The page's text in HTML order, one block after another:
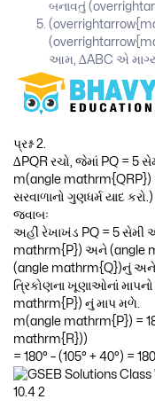
બનાવતું
આમ, ∆ABC એ
પ્રશ્ન 2.
∆PQR રચો, જેમાં PQ = 5
m(angle mathrm{QRP})
સરવાળાનો ગુણધર્મ યાદ કરો.)
જવાબઃ
અહીં રેખાખંડ PQ = 5 સેમી
mathrm{P}) અને (angle
(angle mathrm{Q})નું
ત્રિકોણના ખૂણાઓનાં
mathrm{P}) નું માપ મળે.
m(angle mathrm{P}) =
mathrm{R}))
= 180° – (105° + 40°) =